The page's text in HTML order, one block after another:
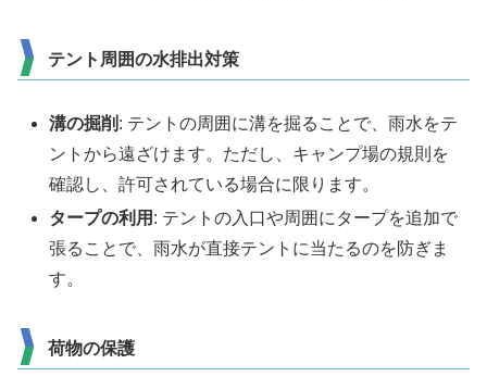
テント周囲の水排出対策
溝の掘削 : テントの周囲に溝を掘ることで、雨水をテ
ントから遠ざけます。ただし、キャンプ場の規則を
確認し、許可されている場合に限ります。
タープの利用 : テントの入口や周囲にタープを追加で
張ることで、雨水が直接テントに当たるのを防ぎま
す。
荷物の保護